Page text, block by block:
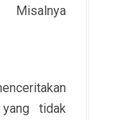
Misalnya
tidak